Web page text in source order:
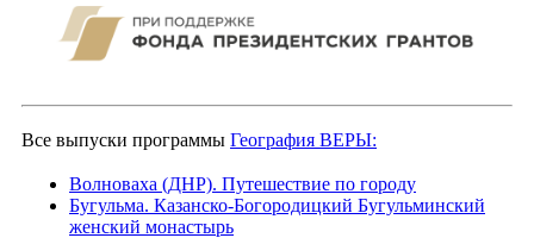
Все выпуски программы География ВЕРЫ:
Волноваха (ДНР). Путешествие по городу
Бугульма. Казанско-Богородицкий Бугульминский
женский монастырь